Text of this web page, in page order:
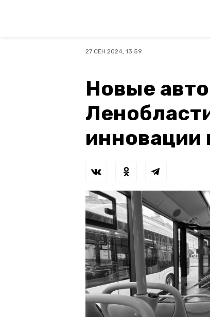
27 СЕН 2024, 13:59
Новые
инновации